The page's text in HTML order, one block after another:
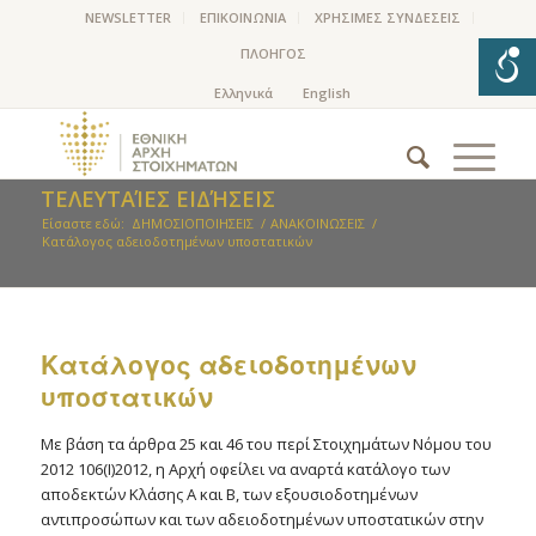
NEWSLETTER ΕΠΙΚΟΙΝΩΝΙΑ
ΧΡΗΣΙΜΕΣ ΣΥΝΔΕΣΕΙΣ
ΠΛΟΗΓΟΣ
ΤΕΛΕΥΤΑΊΕΣ ΕΙΔΉΣΕΙΣ
Είσαστε εδώ: ΔΗΜΟΣΙΟΠΟΙΗΣΕΙΣ / ΑΝΑΚΟΙΝΩΣΕΙΣ /
Kατάλογος αδειοδοτημένων υποστατικών
Kατάλογος αδειοδοτημένων
υποστατικών
Με βάση τα άρθρα 25 και 46 του περί Στοιχημάτων Νόμου του
2012 106(Ι)2012, η Αρχή οφείλει να αναρτά κατάλογο των
αποδεκτών Κλάσης Α και Β, των εξουσιοδοτημένων
αντιπροσώπων και των αδειοδοτημένων υποστατικών στην